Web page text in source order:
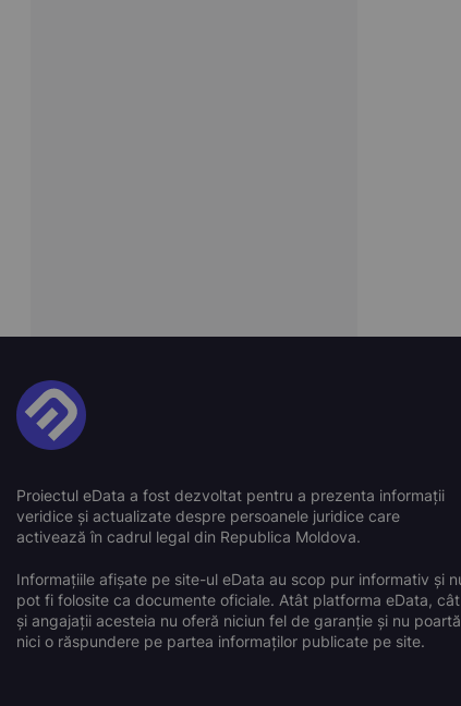
Proiectul eData a fost dezvoltat pentru a prezenta informații
veridice și actualizate despre persoanele juridice care
activează în cadrul legal din Republica Moldova.
Informațiile afișate pe site-ul eData au scop pur informativ și
pot fi folosite ca documente oficiale. Atât platforma eData, cât
și angajații acesteia nu oferă niciun fel de garanție și nu poartă
nici o răspundere pe partea informaților publicate pe site.